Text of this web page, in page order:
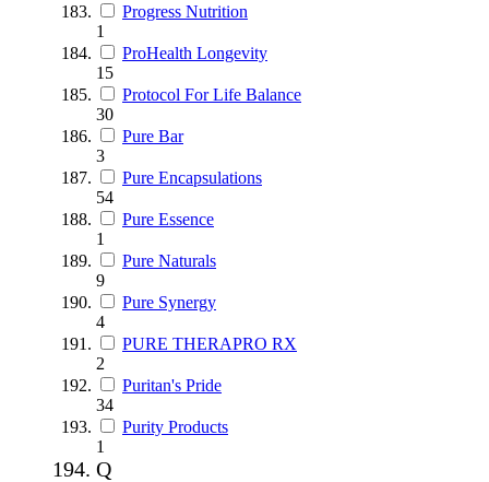
Progress Nutrition
1
ProHealth Longevity
15
Protocol For Life Balance
30
Pure Bar
3
Pure Encapsulations
54
Pure Essence
1
Pure Naturals
9
Pure Synergy
4
PURE THERAPRO RX
2
Puritan's Pride
34
Purity Products
1
Q